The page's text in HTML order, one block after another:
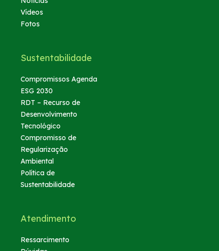
Vídeos
Fotos
Sustentabilidade
Compromissos Agenda
ESG 2030
RDT – Recurso de
Desenvolvimento
Tecnológico
Compromisso de
Regularização
Ambiental
Política de
Sustentabilidade
Atendimento
Ressarcimento